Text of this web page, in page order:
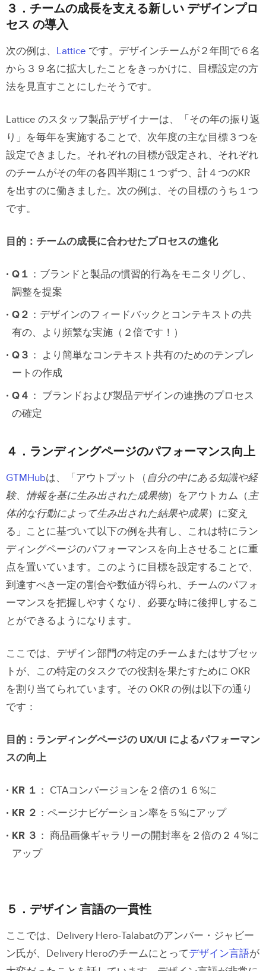
３．チームの成長を支える新しい デザインプロ
セス の導入
次の例は、 Lattice です。デザインチームが２年間で６名
から３９名に拡大したことをきっかけに、目標設定の方
法を見直すことにしたそうです。
Lattice のスタッフ製品デザイナーは、「その年の振り返
り」を毎年を実施することで、次年度の主な目標３つを
設定できました。それぞれの目標が設定され、それぞれ
のチームがその年の各四半期に１つずつ、計４つのKR
を出すのに働きました。次の例は、その目標のうち１つ
です。
目的：チームの成長に合わせたプロセスの進化
Q１ ：ブランドと製品の慣習的行為をモニタリグし、
調整を提案
Q２ ：デザインのフィードバックとコンテキストの共
有の、より頻繁な実施（２倍です！）
Q３ ： より簡単なコンテキスト共有のためのテンプレ
ートの作成
Q４ ： ブランドおよび製品デザインの連携のプロセス
の確定
４．ランディングページのパフォーマンス向上
GTMHubは、「アウトプット（ 自分の中にある知識や経
験、情報を基に生み出された成果物） をアウトカム（ 主
体的な行動によって生み出された結果や成果） に変え
る」ことに基づいて以下の例を共有し、これは特にラン
ディングページのパフォーマンスを向上させることに重
点を置いています。このように目標を設定することで、
到達すべき一定の割合や数値が得られ、チームのパフォ
ーマンスを把握しやすくなり、必要な時に後押しするこ
とができるようになります。
ここでは、デザイン部門の特定のチームまたはサブセッ
トが、この特定のタスクでの役割を果たすために OKR
を割り当てられています。その OKR の例は以下の通り
です：
目的：ランディングページの UX/UI によるパフォーマン
スの向上
KR １ ： CTAコンバージョンを２倍の１６%に
KR ２ ：ページナビゲーション率を５%にアップ
KR ３ ： 商品画像ギャラリーの開封率を２倍の２４%に
アップ
５．デザイン 言語の一貫性
ここでは、Delivery Hero-Talabatのアンバー・ジャビー
ン氏が、Delivery Heroのチームにとってデザイン言語が